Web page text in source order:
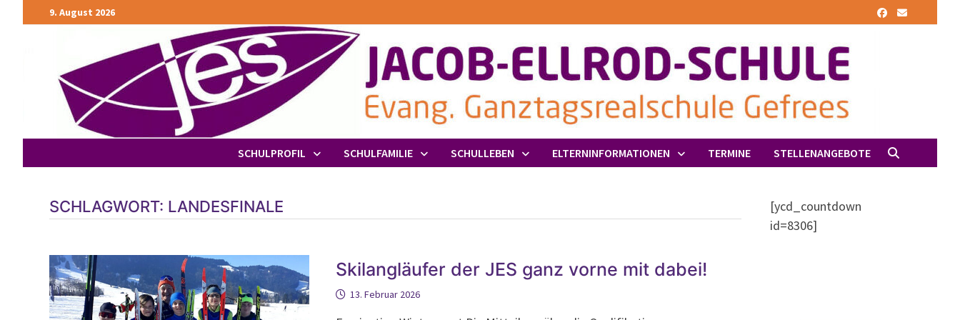
Zurück
zum
9. August 2026
SCHULPROFIL SCHULFAMILIE SCHULLEBEN ELTERNINFORMATIONEN TERMINE STELLENANGEBOTE
SCHLAGWORT: LANDESFINALE
Skilangläufer der JES ganz vorne mit dabei!
13. Februar 2026
[ycd_countdown
id=8306]